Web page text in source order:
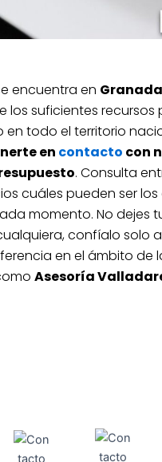
encuentra en Granada
los suficientes recursos
en todo el territorio
en contacto con
. Consulta
cuáles pueden ser
momento. No dejes
confíalo solo
en el ámbito de
Asesoría